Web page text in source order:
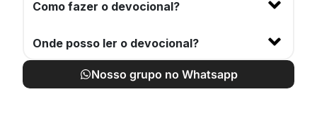
Como fazer o devocional?
Onde posso ler o devocional?
Nosso grupo no Whatsapp